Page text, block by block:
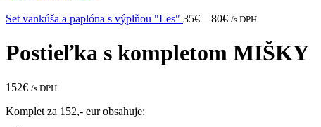
Set vankúša a paplóna s výplňou "Les" 35€ – 80€ /s DPH
Postieľka s kompletom MIŠKY
152€ /s DPH
Komplet za 152,- eur obsahuje: